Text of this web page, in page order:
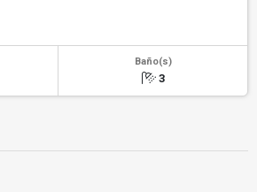
Baño(s)
3